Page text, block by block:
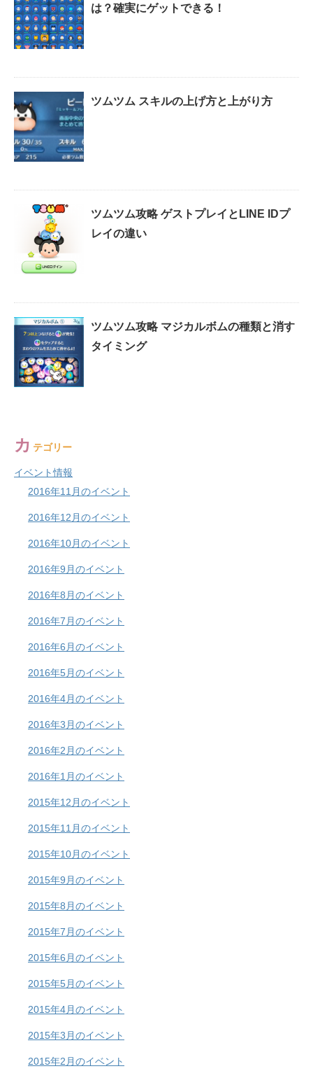
は？確実にゲットできる！
ツムツム スキルの上げ方と上がり方
ツムツム攻略 ゲストプレイとLINE IDプ
レイの違い
ツムツム攻略 マジカルボムの種類と消す
タイミング
カ テゴリー
イベント情報
2016年11月のイベント
2016年12月のイベント
2016年10月のイベント
2016年9月のイベント
2016年8月のイベント
2016年7月のイベント
2016年6月のイベント
2016年5月のイベント
2016年4月のイベント
2016年3月のイベント
2016年2月のイベント
2016年1月のイベント
2015年12月のイベント
2015年11月のイベント
2015年10月のイベント
2015年9月のイベント
2015年8月のイベント
2015年7月のイベント
2015年6月のイベント
2015年5月のイベント
2015年4月のイベント
2015年3月のイベント
2015年2月のイベント